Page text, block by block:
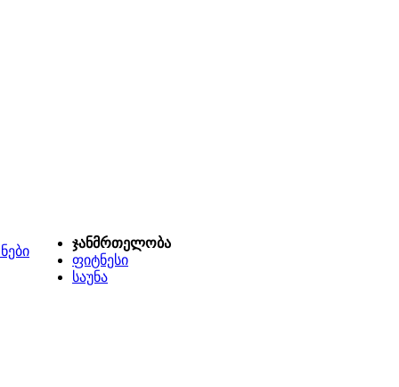
ჯანმრთელობა
ფიტნესი
საუნა